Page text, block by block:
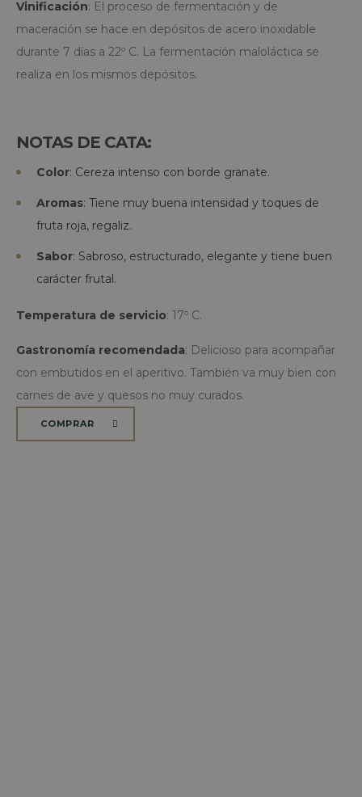
Vinificación: El proceso de fermentación y de
maceración se hace en depósitos de acero inoxidable
durante 7 días a 22º C. La fermentación maloláctica se
realiza en los mismos depósitos.
NOTAS DE CATA:
Color: Cereza intenso con borde granate.
Aromas: Tiene muy buena intensidad y toques de
fruta roja, regaliz.
Sabor: Sabroso, estructurado, elegante y tiene buen
carácter frutal.
Temperatura de servicio: 17º C.
Gastronomía recomendada: Delicioso para acompañar
con embutidos en el aperitivo. También va muy bien con
carnes de ave y quesos no muy curados.
COMPRAR